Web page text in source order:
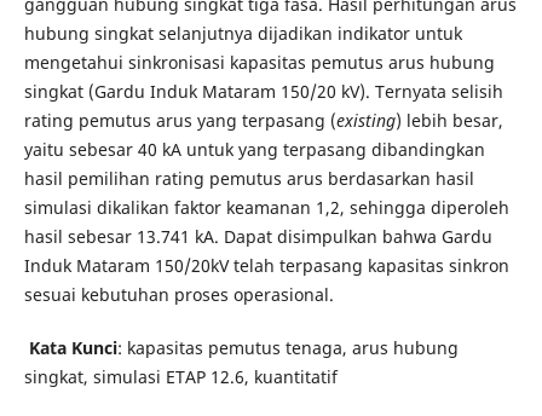
hubung singkat selanjutnya dijadikan indikator untuk
mengetahui sinkronisasi kapasitas pemutus arus hubung
singkat (Gardu Induk Mataram 150/20 kV). Ternyata selisih
rating pemutus arus yang terpasang (existing) lebih besar,
yaitu sebesar 40 kA untuk yang terpasang dibandingkan
hasil pemilihan rating pemutus arus berdasarkan hasil
simulasi dikalikan faktor keamanan 1,2, sehingga diperoleh
hasil sebesar 13.741 kA. Dapat disimpulkan bahwa Gardu
Induk Mataram 150/20kV telah terpasang kapasitas sinkron
sesuai kebutuhan proses operasional.
Kata Kunci: kapasitas pemutus tenaga, arus hubung
singkat, simulasi ETAP 12.6, kuantitatif